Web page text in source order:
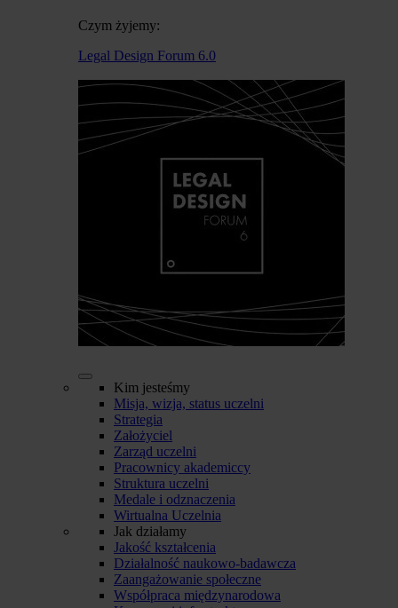
Czym żyjemy:
Legal Design Forum 6.0
Kim jesteśmy
Misja, wizja, status uczelni
Strategia
Założyciel
Zarząd uczelni
Pracownicy akademiccy
Struktura uczelni
Medale i odznaczenia
Wirtualna Uczelnia
Jak działamy
Jakość kształcenia
Działalność naukowo-badawcza
Zaangażowanie społeczne
Współpraca międzynarodowa